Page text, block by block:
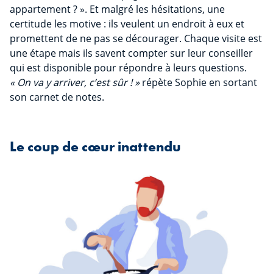
appartement ? ». Et malgré les hésitations, une
certitude les motive : ils veulent un endroit à eux et
promettent de ne pas se décourager. Chaque visite est
une étape mais ils savent compter sur leur conseiller
qui est disponible pour répondre à leurs questions.
« On va y arriver, c’est sûr ! »répète Sophie en sortant
son carnet de notes.
Le coup de cœur inattendu